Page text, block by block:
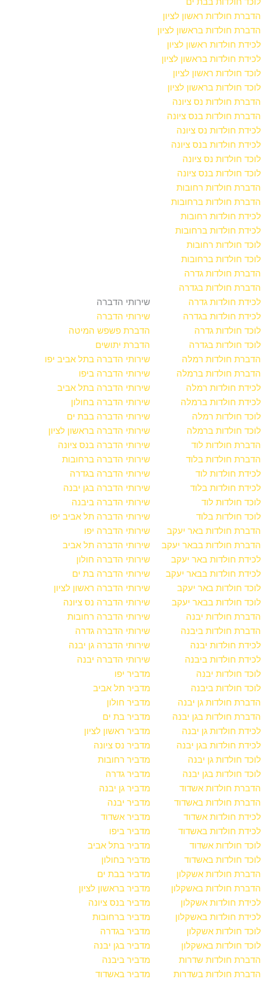
הדברת חולדות ראשון לציון
הדברת חולדות בראשון לציון
לכידת חולדות ראשון לציון
לכידת חולדות בראשון לציון
לוכד חולדות ראשון לציון
לוכד חולדות בראשון לציון
הדברת חולדות נס ציונה
הדברת חולדות בנס ציונה
לכידת חולדות נס ציונה
לכידת חולדות בנס ציונה
לוכד חולדות נס ציונה
לוכד חולדות בנס ציונה
הדברת חולדות רחובות
הדברת חולדות ברחובות
לכידת חולדות רחובות
לכידת חולדות ברחובות
לוכד חולדות רחובות
לוכד חולדות ברחובות
הדברת חולדות גדרה
הדברת חולדות בגדרה
לכידת חולדות גדרה
לכידת חולדות בגדרה
לוכד חולדות גדרה
לוכד חולדות בגדרה
הדברת חולדות רמלה
הדברת חולדות ברמלה
לכידת חולדות רמלה
לכידת חולדות ברמלה
לוכד חולדות רמלה
לוכד חולדות ברמלה
הדברת חולדות לוד
הדברת חולדות בלוד
לכידת חולדות לוד
לכידת חולדות בלוד
לוכד חולדות לוד
לוכד חולדות בלוד
הדברת חולדות באר יעקב
הדברת חולדות בבאר יעקב
לכידת חולדות באר יעקב
לכידת חולדות בבאר יעקב
לוכד חולדות באר יעקב
לוכד חולדות בבאר יעקב
הדברת חולדות יבנה
הדברת חולדות ביבנה
לכידת חולדות יבנה
לכידת חולדות ביבנה
לוכד חולדות יבנה
לוכד חולדות ביבנה
הדברת חולדות גן יבנה
הדברת חולדות בגן יבנה
לכידת חולדות גן יבנה
לכידת חולדות בגן יבנה
לוכד חולדות גן יבנה
לוכד חולדות בגן יבנה
הדברת חולדות אשדוד
הדברת חולדות באשדוד
לכידת חולדות אשדוד
לכידת חולדות באשדוד
לוכד חולדות אשדוד
לוכד חולדות באשדוד
הדברת חולדות אשקלון
הדברת חולדות באשקלון
לכידת חולדות אשקלון
לכידת חולדות באשקלון
לוכד חולדות אשקלון
לוכד חולדות באשקלון
הדברת חולדות שדרות
הדברת חולדות בשדרות
שירותי הדברה
שירותי הדברה
הדברת פשפש המיטה
הדברת יתושים
שירותי הדברה בתל אביב יפו
שירותי הדברה ביפו
שירותי הדברה בתל אביב
שירותי הדברה בחולון
שירותי הדברה בבת ים
שירותי הדברה בראשון לציון
שירותי הדברה בנס ציונה
שירותי הדברה ברחובות
שירותי הדברה בגדרה
שירותי הדברה בגן יבנה
שירותי הדברה ביבנה
שירותי הדברה תל אביב יפו
שירותי הדברה יפו
שירותי הדברה תל אביב
שירותי הדברה חולון
שירותי הדברה בת ים
שירותי הדברה ראשון לציון
שירותי הדברה נס ציונה
שירותי הדברה רחובות
שירותי הדברה גדרה
שירותי הדברה גן יבנה
שירותי הדברה יבנה
מדביר יפו
מדביר תל אביב
מדביר חולון
מדביר בת ים
מדביר ראשון לציון
מדביר נס ציונה
מדביר רחובות
מדביר גדרה
מדביר גן יבנה
מדביר יבנה
מדביר אשדוד
מדביר ביפו
מדביר בתל אביב
מדביר בחולון
מדביר בבת ים
מדביר בראשון לציון
מדביר בנס ציונה
מדביר ברחובות
מדביר בגדרה
מדביר בגן יבנה
מדביר ביבנה
מדביר באשדוד